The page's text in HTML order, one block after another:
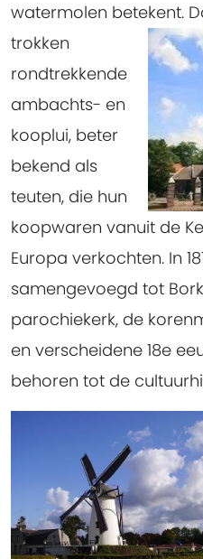
watermolen betekent.
trokken
rondtrekkende
ambachts- en
kooplui, beter
bekend als
teuten, die hun
koopwaren vanuit de
Europa verkochten. In
samengevoegd tot
parochiekerk, de
en verscheidene 18e
behoren tot de